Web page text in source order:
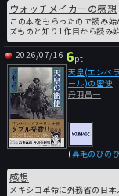
ウォッチメイカーの感想
この本をもらったので読み
ズものと知り1作目から読み
2026/07/16 6pt
(鼻毛のびの
感想
メキシコ革命に外務省の日
天皇(エンペ
ール)の密使
丹羽昌一